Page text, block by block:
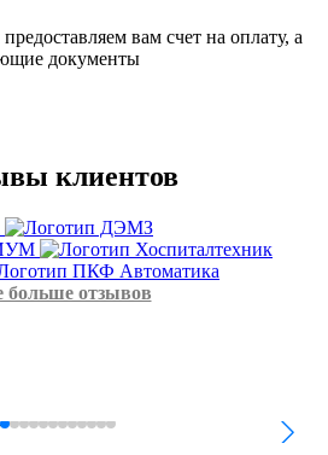
вам счет на оплату, а
документы
клиентов
отзывов